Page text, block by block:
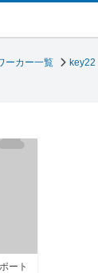
ーカー一覧 key22
ート